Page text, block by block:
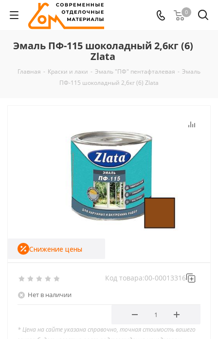
0
Эмаль ПФ-115 шоколадный 2,6кг (6)
Zlata
Главная - Краски и лаки - Эмаль "ПФ" пентафталевая - Эмаль
ПФ-115 шоколадный 2,6кг (6) Zlata
Нет в наличии
Код товара:00-00013316
Снижение цены
* Цена на сайте указана справочно, точная стоимость вашего